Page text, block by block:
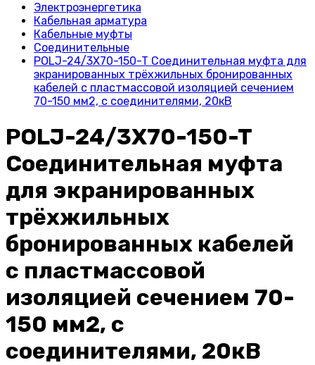
Электроэнергетика
Кабельная арматура
Кабельные муфты
Соединительные
POLJ-24/3X70-150-T Соединительная муфта для
экранированных трёхжильных бронированных
кабелей с пластмассовой изоляцией сечением
70-150 мм2, с соединителями, 20кВ
POLJ-24/3X70-150-T
Соединительная муфта
для экранированных
трёхжильных
бронированных кабелей
с пластмассовой
изоляцией сечением 70-
150 мм2, с
соединителями, 20кВ